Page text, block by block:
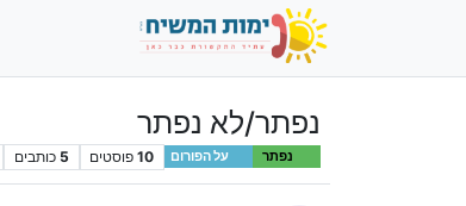
נפתר/לא נפתר
נפתר על הפורום 10 פוסטים 5 כותבים